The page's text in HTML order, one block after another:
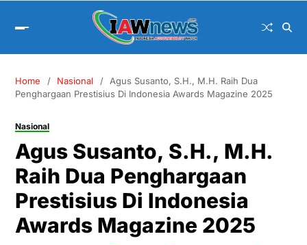
Home Nasional
Agus Susanto, S.H., M.H. Raih Dua
Penghargaan Prestisius Di Indonesia Awards Magazine 2025
Nasional
Agus Susanto, S.H., M.H.
Raih Dua Penghargaan
Prestisius Di Indonesia
Awards Magazine 2025